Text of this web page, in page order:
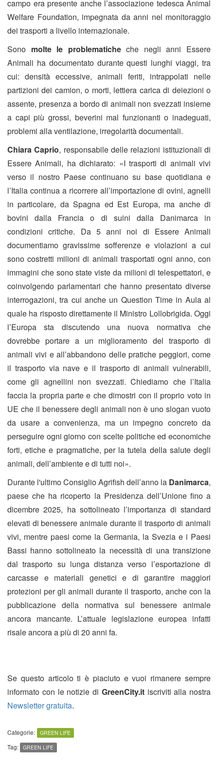
campo era presente anche l’associazione tedesca Animal
Welfare Foundation, impegnata da anni nel monitoraggio
dei trasporti a livello internazionale.
Sono molte le problematicheche negli anni Essere
Animali ha documentato durante questi lunghi viaggi, tra
cui: densità eccessive, animali feriti, intrappolati nelle
partizioni dei camion, o morti, lettiera carica di deiezioni o
assente, presenza a bordo di animali non svezzati insieme
a capi più grossi, beverini mal funzionanti o inadeguati,
problemi alla ventilazione, irregolarità documentali.
Chiara Caprio, responsabile delle relazioni istituzionali di
Essere Animali, ha dichiarato: «I trasporti di animali vivi
verso il nostro Paese continuano su base quotidiana e
l’Italia continua a ricorrere all’importazione di ovini, agnelli
in particolare, da Spagna ed Est Europa, ma anche di
bovini dalla Francia o di suini dalla Danimarca in
condizioni critiche. Da 5 anni noi di Essere Animali
documentiamo gravissime sofferenze e violazioni a cui
sono costretti milioni di animali trasportati ogni anno, con
immagini che sono state viste da milioni di telespettatori, e
coinvolgendo parlamentari che hanno presentato diverse
interrogazioni, tra cui anche un Question Time in Aula al
quale ha risposto direttamente il Ministro Lollobrigida. Oggi
l’Europa sta discutendo una nuova normativa che
dovrebbe portare a un miglioramento del trasporto di
animali vivi e all’abbandono delle pratiche peggiori, come
il trasporto via nave e il trasporto di animali vulnerabili,
come gli agnellini non svezzati. Chiediamo che l’Italia
faccia la propria parte e che dimostri con il proprio voto in
UE che il benessere degli animali non è uno slogan vuoto
da usare a convenienza, ma un impegno concreto da
perseguire ogni giorno con scelte politiche ed economiche
forti, etiche e pragmatiche, per la tutela della salute degli
animali, dell’ambiente e di tutti noi».
Durante l'ultimo Consiglio Agrifish dell’anno la Danimarca,
paese che ha ricoperto la Presidenza dell’Unione fino a
dicembre 2025, ha sottolineato l’importanza di standard
elevati di benessere animale durante il trasporto di animali
vivi, mentre paesi come la Germania, la Svezia e i Paesi
Bassi hanno sottolineato la necessità di una transizione
dal trasporto su lunga distanza verso l’esportazione di
carcasse e materiali genetici e di garantire maggiori
protezioni per gli animali durante il trasporto, anche con la
pubblicazione della normativa sul benessere animale
ancora mancante. L’attuale legislazione europea infatti
risale ancora a più di 20 anni fa.
Se questo articolo ti è piaciuto e vuoi rimanere sempre
informato con le notizie di GreenCity.itiscriviti alla nostra
Newsletter gratuita.
Categorie: GREEN LIFE
Tag: GREEN LIFE